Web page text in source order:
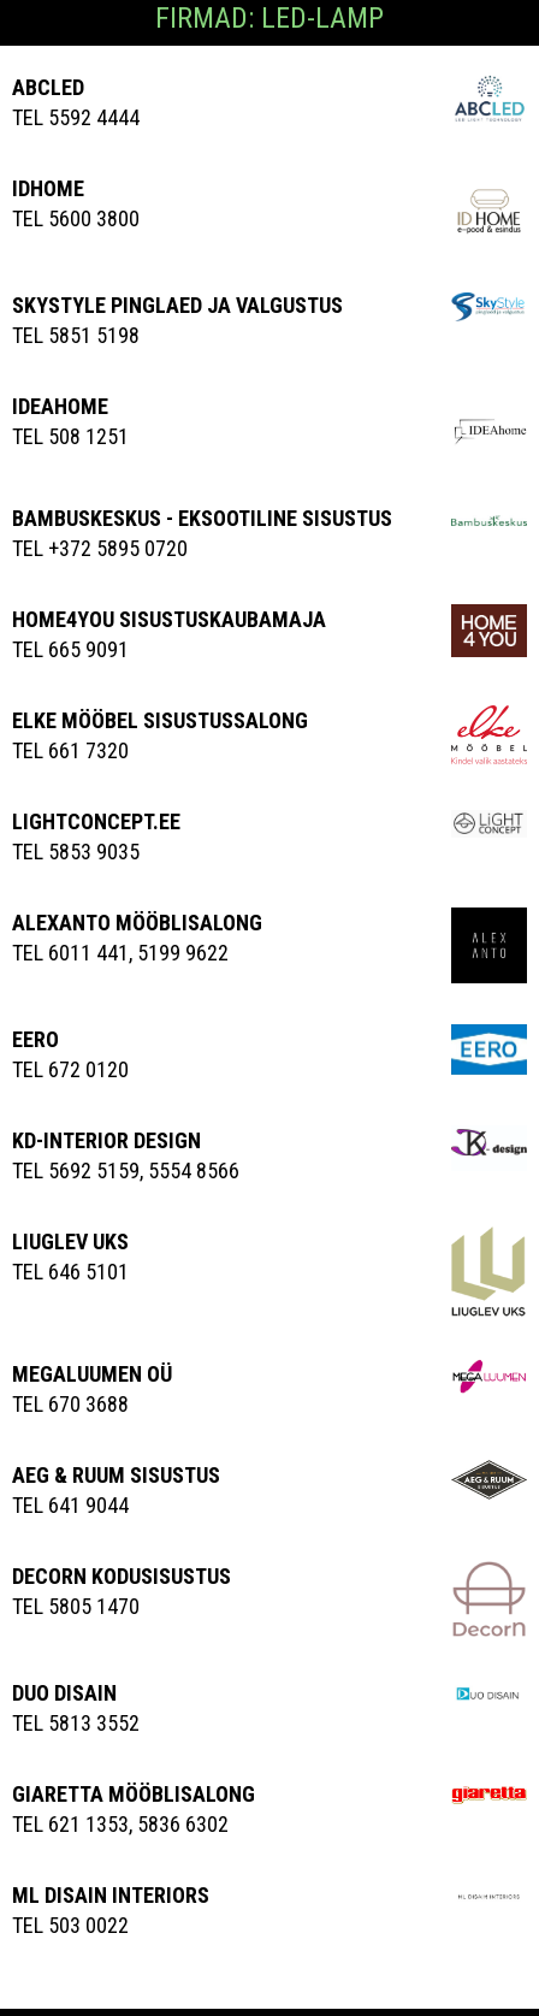
FIRMAD: LED-LAMP
ABCLED
TEL 5592 4444
IDHOME
TEL 5600 3800
SKYSTYLE PINGLAED JA VALGUSTUS
TEL 5851 5198
IDEAHOME
TEL 508 1251
BAMBUSKESKUS - EKSOOTILINE SISUSTUS
TEL +372 5895 0720
HOME4YOU SISUSTUSKAUBAMAJA
TEL 665 9091
ELKE MÖÖBEL SISUSTUSSALONG
TEL 661 7320
LIGHTCONCEPT.EE
TEL 5853 9035
ALEXANTO MÖÖBLISALONG
TEL 6011 441, 5199 9622
EERO
TEL 672 0120
KD-INTERIOR DESIGN
TEL 5692 5159, 5554 8566
LIUGLEV UKS
TEL 646 5101
MEGALUUMEN OÜ
TEL 670 3688
AEG & RUUM SISUSTUS
TEL 641 9044
DECORN KODUSISUSTUS
TEL 5805 1470
DUO DISAIN
TEL 5813 3552
GIARETTA MÖÖBLISALONG
TEL 621 1353, 5836 6302
ML DISAIN INTERIORS
TEL 503 0022